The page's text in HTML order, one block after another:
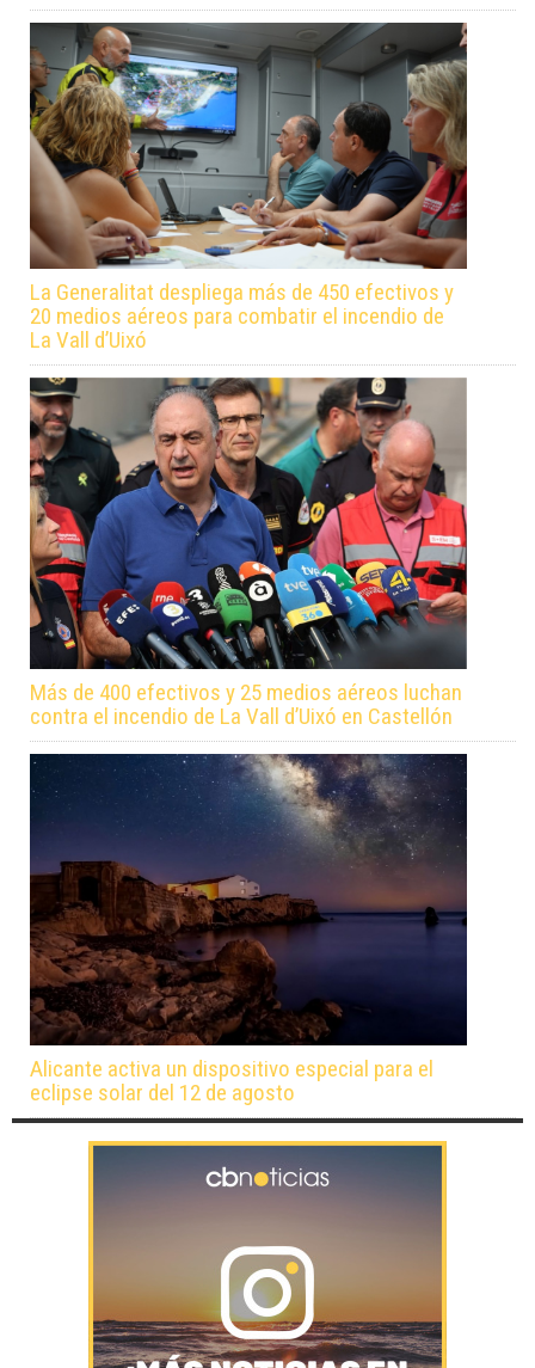
La Generalitat despliega más de 450 efectivos y
20 medios aéreos para combatir el incendio de
La Vall d’Uixó
Más de 400 efectivos y 25 medios aéreos luchan
contra el incendio de La Vall d’Uixó en Castellón
Alicante activa un dispositivo especial para el
eclipse solar del 12 de agosto